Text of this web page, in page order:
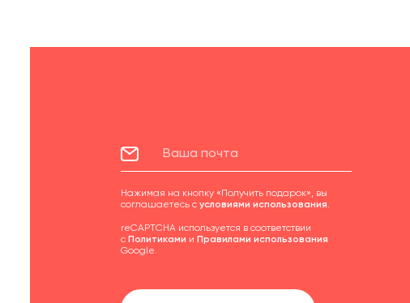
Нажимая на кнопку «Получить подарок», вы
соглашаетесь с условиями использования.
reCAPTCHA используется в соответствии
с Политиками и Правилами использования
Google.